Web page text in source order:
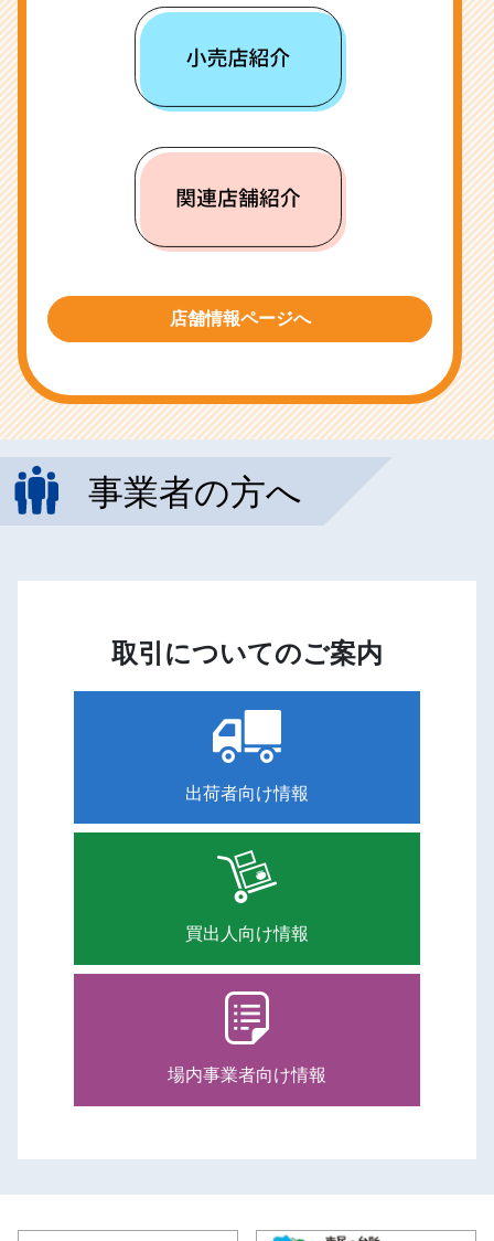
店舗情報ページへ
事業者の方へ
取引についてのご案内
出荷者向け情報
買出人向け情報
場内事業者向け情報